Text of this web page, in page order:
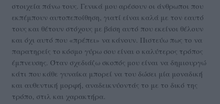
στοιχεία πάνω τους. Γενικά μου αρέσουν οι άνθρωποι που
εκπέμπουν αυτοπεποίθηση, γιατί είναι καλά με τον εαυτό
τους και θέτουν στόχους με βάση αυτό που εκείνοι θέλουν
και όχι αυτό που «πρέπει» να κάνουν. Πιστεύω πως το να
παρατηρείς το κόσμο γύρω σου είναι ο καλύτερος τρόπος
έμπνευσης. Όταν σχεδιάζω σκοπός μου είναι να δημιουργώ
κάτι που κάθε γυναίκα μπορεί να του δώσει μία μοναδική
και αυθεντική μορφή, αναδεικνύοντάς το με το δικό της
τρόπο, στιλ και χαρακτήρα.